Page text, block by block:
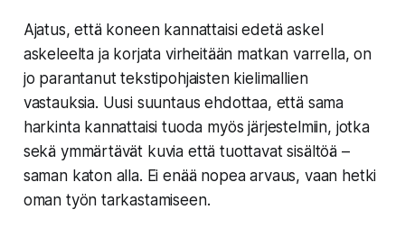
Ajatus, että koneen kannattaisi edetä askel
askeleelta ja korjata virheitään matkan varrella, on
jo parantanut tekstipohjaisten kielimallien
vastauksia. Uusi suuntaus ehdottaa, että sama
harkinta kannattaisi tuoda myös järjestelmiin, jotka
sekä ymmärtävät kuvia että tuottavat sisältöä –
saman katon alla. Ei enää nopea arvaus, vaan hetki
oman työn tarkastamiseen.